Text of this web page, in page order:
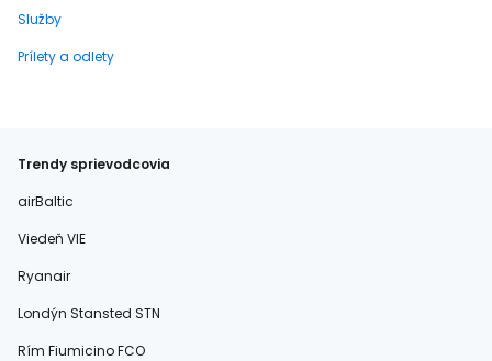
Služby
Prílety a odlety
Trendy sprievodcovia
airBaltic
Viedeň VIE
Ryanair
Londýn Stansted STN
Rím Fiumicino FCO